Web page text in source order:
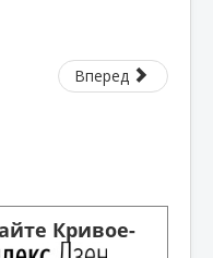
Вперед
Кривое-